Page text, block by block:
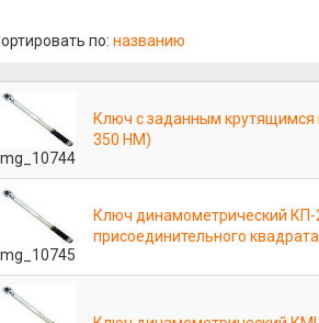
по: названию
mg_10744
Ключ с заданным
350 НМ)
mg_10745
Ключ динамометрический КП-
присоединительного квадрата